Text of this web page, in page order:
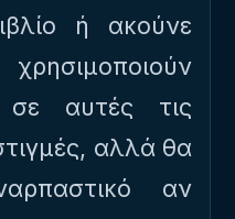
ή ακούνε
σε αυτές τις
αλλά θα
αν